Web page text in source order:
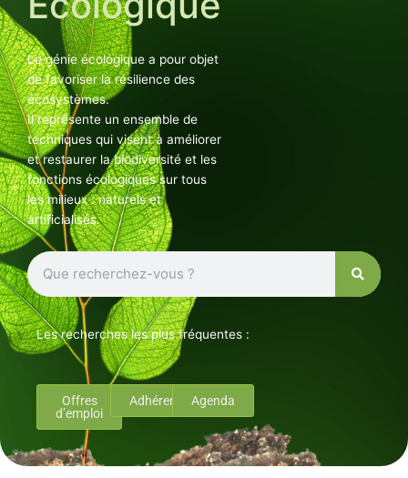
Le génie écologique a pour objet
de favoriser la résilience des
écosystèmes.
Il représente un ensemble de
techniques qui visent à améliorer
et restaurer la biodiversité et les
fonctions écologiques sur tous
les milieux : naturels et
artificialisés.
Rechercher
Les recherches les plus fréquentes :
Offres
d’emploi
Adhérents Agenda